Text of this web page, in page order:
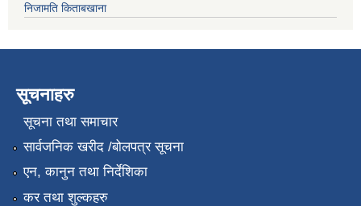
निजामति किताबखाना
सूचनाहरु
सूचना तथा समाचार
सार्वजनिक खरीद /बोलपत्र सूचना
एन, कानुन तथा निर्देशिका
कर तथा शुल्कहरु